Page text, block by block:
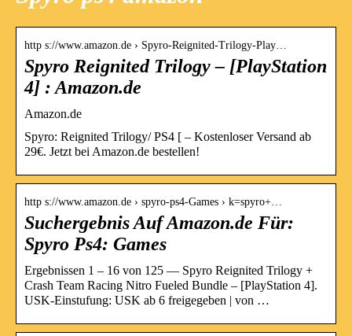
http s://www.amazon.de › Spyro-Reignited-Trilogy-Play…
Spyro Reignited Trilogy – [PlayStation
4] : Amazon.de
Amazon.de
Spyro: Reignited Trilogy/ PS4 [ – Kostenloser Versand ab
29€. Jetzt bei Amazon.de bestellen!
http s://www.amazon.de › spyro-ps4-Games › k=spyro+…
Suchergebnis Auf Amazon.de Für:
Spyro Ps4: Games
Ergebnissen 1 – 16 von 125 — Spyro Reignited Trilogy +
Crash Team Racing Nitro Fueled Bundle – [PlayStation 4].
USK-Einstufung: USK ab 6 freigegeben | von …